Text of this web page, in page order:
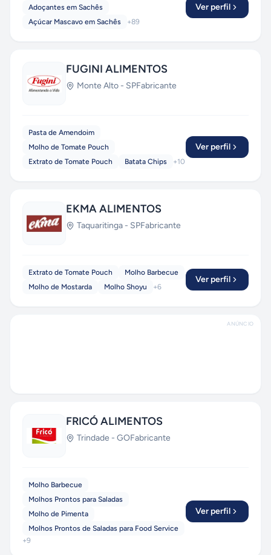
Adoçantes em Sachês
Açúcar Mascavo em Sachês
+89
Ver perfil
FUGINI ALIMENTOS
Monte Alto - SPFabricante
Pasta de Amendoim
Molho de Tomate Pouch
Extrato de Tomate Pouch
Batata Chips +10
Ver perfil
EKMA ALIMENTOS
Taquaritinga - SPFabricante
Extrato de Tomate Pouch
Molho Barbecue
Molho de Mostarda
Molho Shoyu +6
Ver perfil
ANÚNCIO
FRICÓ ALIMENTOS
Trindade - GOFabricante
Molho Barbecue
Molhos Prontos para Saladas
Molho de Pimenta
Molhos Prontos de Saladas para Food Service
+9
Ver perfil